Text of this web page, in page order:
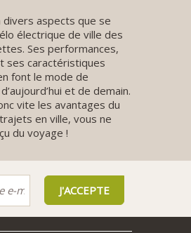
divers aspects que se
électrique de ville des
Ses performances,
ses caractéristiques
font le mode de
et de demain.
vite les avantages du
en ville, vous ne
du voyage !